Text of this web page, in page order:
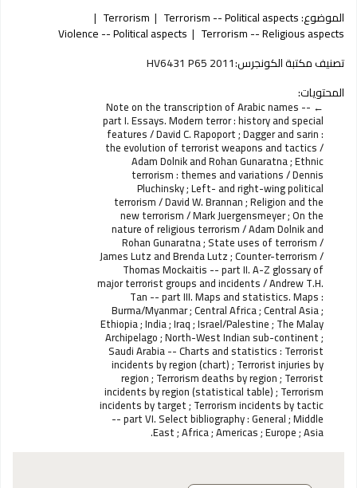
الموضوع:Terrorism -- Political aspects
Terrorism
Terrorism -- Religious aspects
Violence -- Political aspects
تصنيف مكتبة الكونجرس:HV6431 P65 2011
المحتويات:
Note on the transcription of Arabic names --
part I. Essays. Modern terror : history and special
features / David C. Rapoport ; Dagger and sarin :
the evolution of terrorist weapons and tactics /
Adam Dolnik and Rohan Gunaratna ; Ethnic
terrorism : themes and variations / Dennis
Pluchinsky ; Left- and right-wing political
terrorism / David W. Brannan ; Religion and the
new terrorism / Mark Juergensmeyer ; On the
nature of religious terrorism / Adam Dolnik and
Rohan Gunaratna ; State uses of terrorism /
James Lutz and Brenda Lutz ; Counter-terrorism /
Thomas Mockaitis -- part II. A-Z glossary of
major terrorist groups and incidents / Andrew T.H.
Tan -- part III. Maps and statistics. Maps :
Burma/Myanmar ; Central Africa ; Central Asia ;
Ethiopia ; India ; Iraq ; Israel/Palestine ; The Malay
Archipelago ; North-West Indian sub-continent ;
Saudi Arabia -- Charts and statistics : Terrorist
incidents by region (chart) ; Terrorist injuries by
region ; Terrorism deaths by region ; Terrorist
incidents by region (statistical table) ; Terrorism
incidents by target ; Terrorism incidents by tactic
-- part VI. Select bibliography : General ; Middle
East ; Africa ; Americas ; Europe ; Asia.